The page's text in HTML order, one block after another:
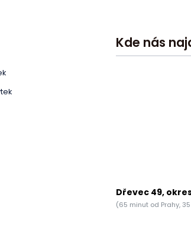
Kde nás
Dřevec 49,
(65 minut od Prahy,